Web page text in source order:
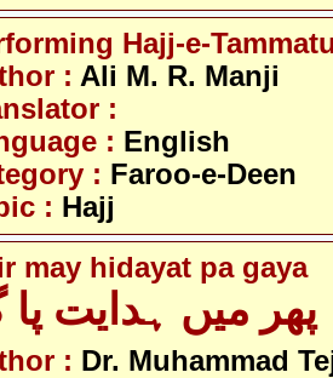
Hajj-e-
: Ali M. R. Manji
:
: English
: Faroo-e-Deen
: Hajj
may hidayat pa gaya
پھر میں ہدایت پا
: Dr. Muhammad